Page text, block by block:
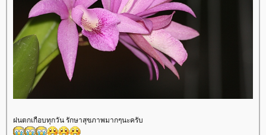
ฝนตกเกือบทุกวัน รักษาสุขภาพมากๆนะครับ